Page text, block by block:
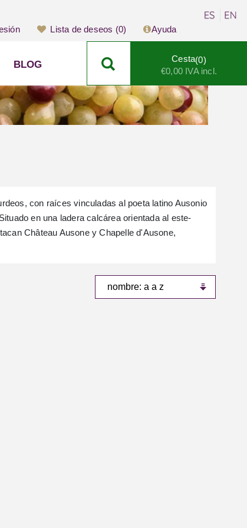
Lista de deseos (0) Ayuda
BLOG
Cesta 0
€0,00 IVA incl.
con raíces vinculadas al poeta latino Ausonio
en una ladera calcárea orientada al este-
Château Ausone y Chapelle d'Ausone,